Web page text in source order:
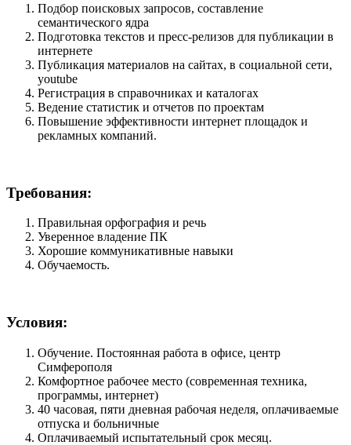
Подбор поисковых запросов, составление
семантического ядра
Подготовка текстов и пресс-релизов для публикации в
интернете
Публикация материалов на сайтах, в социальной сети,
youtube
Регистрация в справочниках и каталогах
Ведение статистик и отчетов по проектам
Повышение эффективности интернет площадок и
рекламных компаний.
Требования:
Правильная орфография и речь
Уверенное владение ПК
Хорошие коммуникативные навыки
Обучаемость.
Условия:
Обучение. Постоянная работа в офисе, центр
Симферополя
Комфортное рабочее место (современная техника,
программы, интернет)
40 часовая, пяти дневная рабочая неделя, оплачиваемые
отпуска и больничные
Оплачиваемый испытательный срок месяц.